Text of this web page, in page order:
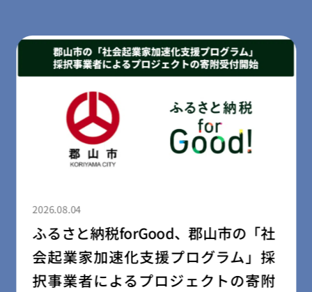
2026.08.04
ふるさと納税forGood、郡山市の「社
会起業家加速化支援プログラム」採
択事業者によるプロジェクトの寄附